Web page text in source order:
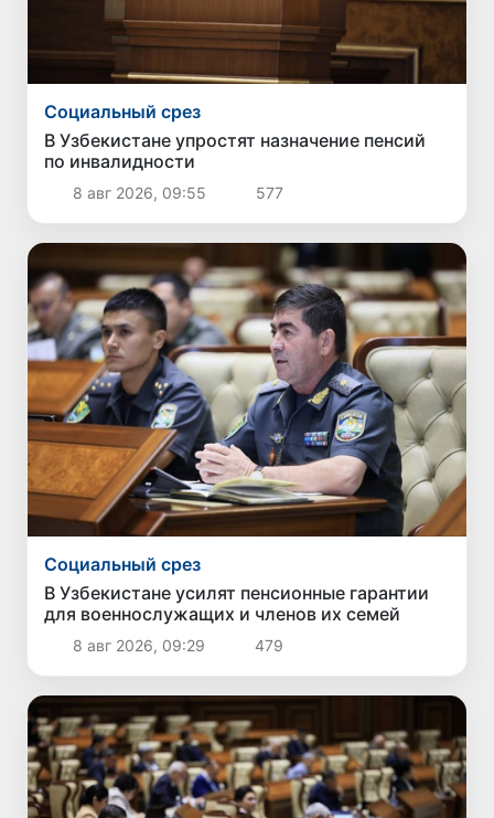
Социальный срез
В Узбекистане упростят назначение пенсий
по инвалидности
8 авг 2026, 09:55 577
Социальный срез
В Узбекистане усилят пенсионные гарантии
для военнослужащих и членов их семей
8 авг 2026, 09:29 479